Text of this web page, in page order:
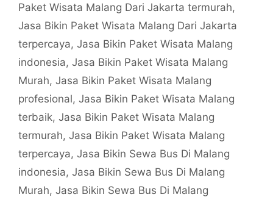
Paket Wisata Malang Dari Jakarta termurah,
Jasa Bikin Paket Wisata Malang Dari Jakarta
terpercaya, Jasa Bikin Paket Wisata Malang
indonesia, Jasa Bikin Paket Wisata Malang
Murah, Jasa Bikin Paket Wisata Malang
profesional, Jasa Bikin Paket Wisata Malang
terbaik, Jasa Bikin Paket Wisata Malang
termurah, Jasa Bikin Paket Wisata Malang
terpercaya, Jasa Bikin Sewa Bus Di Malang
indonesia, Jasa Bikin Sewa Bus Di Malang
Murah, Jasa Bikin Sewa Bus Di Malang